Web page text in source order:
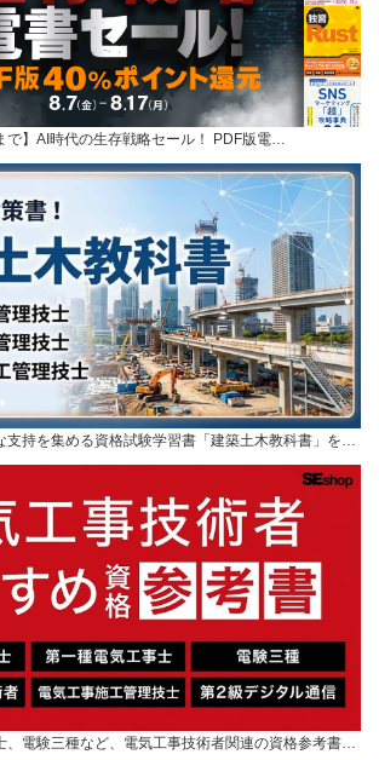
で】AI時代の生存戦略セール！ PDF版電…
支持を集める資格試験学習書「建築土木教科書」を…
、電験三種など、電気工事技術者関連の資格参考書…